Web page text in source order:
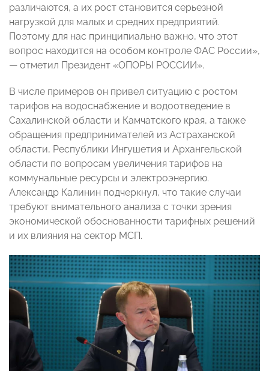
различаются, а их рост становится серьезной
нагрузкой для малых и средних предприятий.
Поэтому для нас принципиально важно, что этот
вопрос находится на особом контроле ФАС России»,
— отметил Президент «ОПОРЫ РОССИИ».
В числе примеров он привел ситуацию с ростом
тарифов на водоснабжение и водоотведение в
Сахалинской области и Камчатского края, а также
обращения предпринимателей из Астраханской
области, Республики Ингушетия и Архангельской
области по вопросам увеличения тарифов на
коммунальные ресурсы и электроэнергию.
Александр Калинин подчеркнул, что такие случаи
требуют внимательного анализа с точки зрения
экономической обоснованности тарифных решений
и их влияния на сектор МСП.